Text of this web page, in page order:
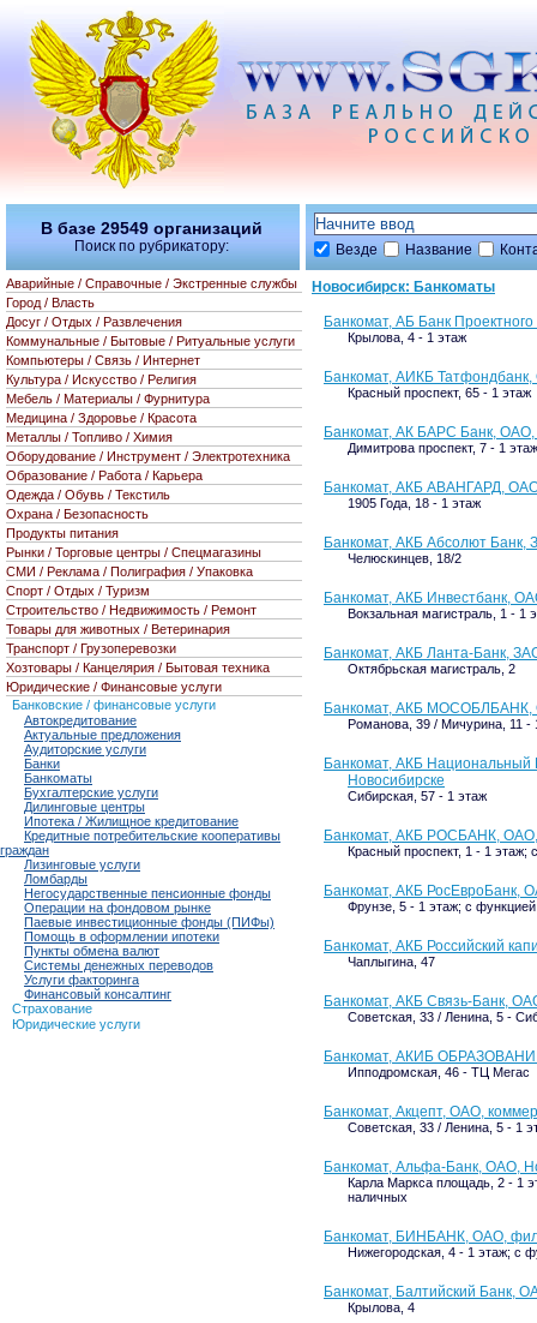
Везде Название
Новосибирск: Банкоматы
Банкомат, АБ Банк
Крылова, 4 - 1 этаж
Банкомат, АИКБ
Красный проспект, 65 - 1 этаж
Банкомат, АК БАРС Банк,
Димитрова проспект, 7 - 1 этаж
Банкомат, АКБ АВАНГАРД,
1905 Года, 18 - 1 этаж
Банкомат, АКБ Абсолют Банк,
Челюскинцев, 18/2
Банкомат, АКБ Инвестбанк,
Вокзальная магистраль, 1 - 1
Банкомат, АКБ Ланта-Банк,
Октябрьская магистраль, 2
Банкомат, АКБ
Романова, 39 / Мичурина, 11 -
Банкомат, АКБ
Новосибирске
Сибирская, 57 - 1 этаж
Банкомат, АКБ РОСБАНК,
Красный проспект, 1 - 1
Банкомат, АКБ РосЕвроБанк,
Фрунзе, 5 - 1 этаж; с
Банкомат, АКБ Российский
Чаплыгина, 47
Банкомат, АКБ Связь-Банк,
Советская, 33 / Ленина, 5 -
Банкомат, АКИБ
Ипподромская, 46 - ТЦ Мегас
Банкомат, Акцепт, ОАО,
Советская, 33 / Ленина, 5 - 1
Банкомат, Альфа-Банк, ОАО,
Карла Маркса площадь, 2 - 1
наличных
Банкомат, БИНБАНК, ОАО,
Нижегородская, 4 - 1 этаж; с
Банкомат, Балтийский Банк,
Крылова, 4
В базе 29549 организаций
Поиск по рубрикатору:
Аварийные / Справочные / Экстренные службы
Город / Власть
Досуг / Отдых / Развлечения
Коммунальные / Бытовые / Ритуальные услуги
Компьютеры / Связь / Интернет
Культура / Искусство / Религия
Мебель / Материалы / Фурнитура
Медицина / Здоровье / Красота
Металлы / Топливо / Химия
Оборудование / Инструмент / Электротехника
Образование / Работа / Карьера
Одежда / Обувь / Текстиль
Охрана / Безопасность
Продукты питания
Рынки / Торговые центры / Спецмагазины
СМИ / Реклама / Полиграфия / Упаковка
Спорт / Отдых / Туризм
Строительство / Недвижимость / Ремонт
Товары для животных / Ветеринария
Транспорт / Грузоперевозки
Хозтовары / Канцелярия / Бытовая техника
Юридические / Финансовые услуги
Банковские / финансовые услуги
Автокредитование
Актуальные предложения
Аудиторские услуги
Банки
Банкоматы
Бухгалтерские услуги
Дилинговые центры
Ипотека / Жилищное кредитование
Кредитные потребительские кооперативы
граждан
Лизинговые услуги
Ломбарды
Негосударственные пенсионные фонды
Операции на фондовом рынке
Паевые инвестиционные фонды (ПИФы)
Помощь в оформлении ипотеки
Пункты обмена валют
Системы денежных переводов
Услуги факторинга
Финансовый консалтинг
Страхование
Юридические услуги